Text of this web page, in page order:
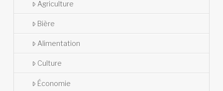
Agriculture
Bière
Alimentation
Culture
Économie